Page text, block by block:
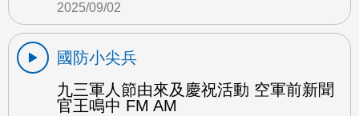
2025/09/02
國防小尖兵
九三軍人節由來及慶祝活動 空軍前新聞
官王鳴中 FM AM